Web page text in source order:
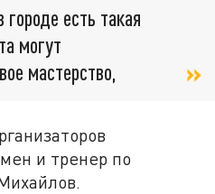
есть такая
могут
мастерство,
и тренер по